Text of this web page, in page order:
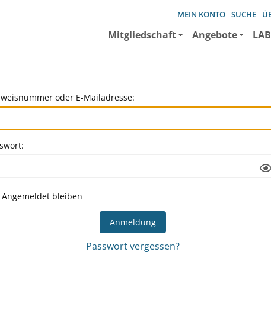
MEIN KONTO SUCHE
Mitgliedschaft Angebote
oder E-Mailadresse:
Angemeldet bleiben
Passwort vergessen?